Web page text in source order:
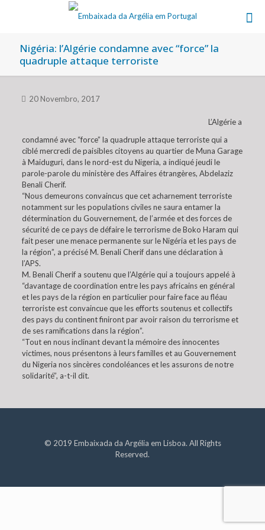
Nigéria: l’Algérie condamne avec “force” la
quadruple attaque terroriste
20 Novembro, 2017
L’Algérie a
condamné avec “force” la quadruple attaque terroriste qui a
ciblé mercredi de paisibles citoyens au quartier de Muna Garage
à Maiduguri, dans le nord-est du Nigeria, a indiqué jeudi le
parole-parole du ministère des Affaires étrangères, Abdelaziz
Benali Cherif.
“Nous demeurons convaincus que cet acharnement terroriste
notamment sur les populations civiles ne saura entamer la
détermination du Gouvernement, de l’armée et des forces de
sécurité de ce pays de défaire le terrorisme de Boko Haram qui
fait peser une menace permanente sur le Nigéria et les pays de
la région”, a précisé M. Benali Cherif dans une déclaration à
l’APS.
M. Benali Cherif a soutenu que l’Algérie qui a toujours appelé à
“davantage de coordination entre les pays africains en général
et les pays de la région en particulier pour faire face au fléau
terroriste est convaincue que les efforts soutenus et collectifs
des pays du continent finiront par avoir raison du terrorisme et
de ses ramifications dans la région”.
“Tout en nous inclinant devant la mémoire des innocentes
victimes, nous présentons à leurs familles et au Gouvernement
du Nigeria nos sincères condoléances et les assurons de notre
solidarité”, a-t-il dit.
© 2019 Embaixada da Argélia em Lisboa. All Rights
Reserved.